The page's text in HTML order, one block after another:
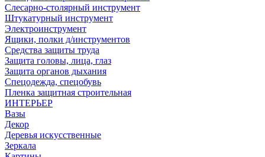
Слесарно-столярный инструмент
Штукатурный инструмент
Электроинструмент
Ящики, полки д/инструментов
Средства защиты труда
Защита головы, лица, глаз
Защита органов дыхания
Спецодежда, спецобувь
Пленка защитная строительная
ИНТЕРЬЕР
Вазы
Декор
Деревья искусственные
Зеркала